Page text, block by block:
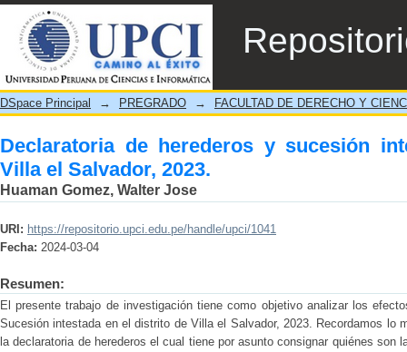
Declaratoria de herederos y sucesión
DSpace Principal → PREGRADO → FACULTAD DE DERECHO Y
Declaratoria de herederos y sucesión
Villa el Salvador, 2023.
Huaman Gomez, Walter Jose
URI: https://repositorio.upci.edu.pe/handle/upci/1041
Fecha: 2024-03-04
Resumen:
El presente trabajo de investigación tiene como objetivo analizar los
Sucesión intestada en el distrito de Villa el Salvador, 2023. Recordamos lo
la declaratoria de herederos el cual tiene por asunto consignar quiénes son